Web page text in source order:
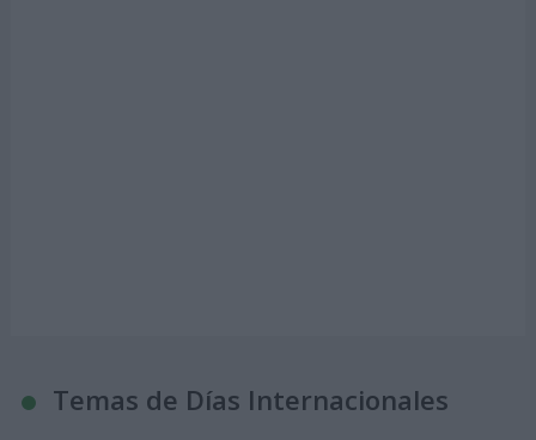
Temas de Días Internacionales